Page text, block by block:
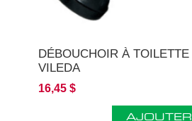
DÉBOUCHOIR À
VILEDA
16,45 $
AJOUTER